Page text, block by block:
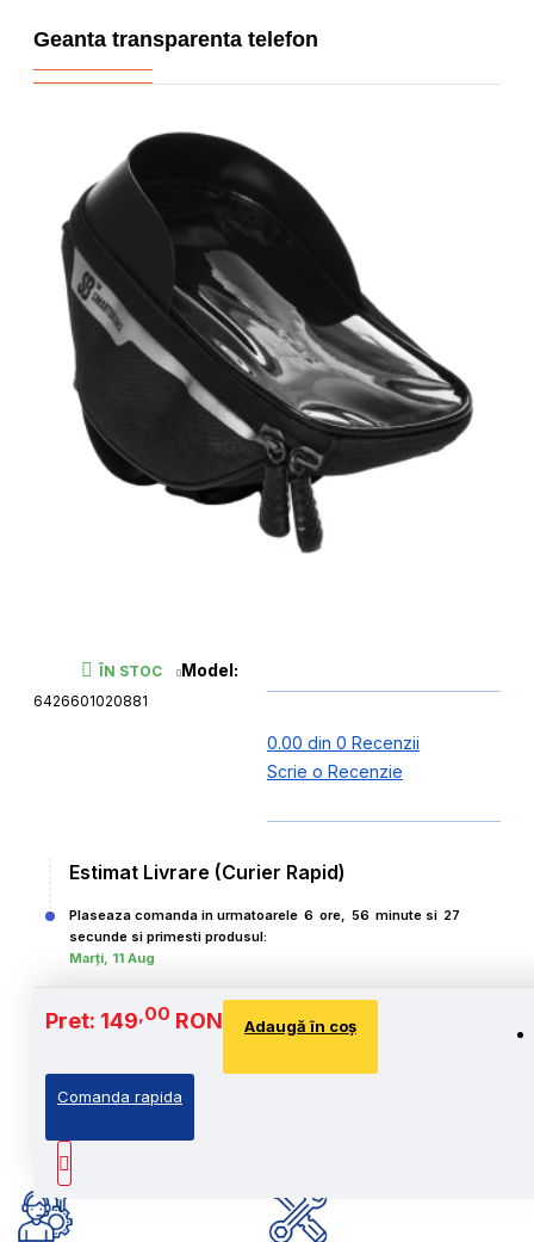
Geanta transparenta telefon
ÎN STOC Model:
6426601020881
0.00 din 0 Recenzii
Scrie o Recenzie
Estimat Livrare (Curier Rapid)
Plaseaza comanda in urmatoarele 6 ore, 56 minute si 25
secunde si primesti produsul:
Marți, 11 Aug
Pret: 149,00 RON Adaugă în coş
Comanda rapida